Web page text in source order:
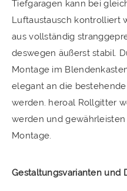
Tiefgaragen kann bei
Luftaustausch kontrolliert
aus vollständig
deswegen äußerst stabil.
Montage im
elegant an die
werden. heroal Rollgitter
werden und
Montage.
Gestaltungsvarianten und